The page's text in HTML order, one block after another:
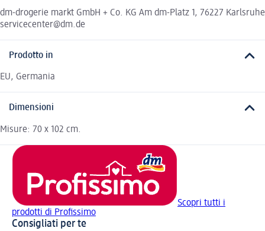
dm-drogerie markt GmbH + Co. KG Am dm-Platz 1, 76227 Karlsruhe
servicecenter@dm.de
Prodotto in
EU, Germania
Dimensioni
Misure: 70 x 102 cm.
Scopri tutti i
prodotti di Profissimo
Consigliati per te